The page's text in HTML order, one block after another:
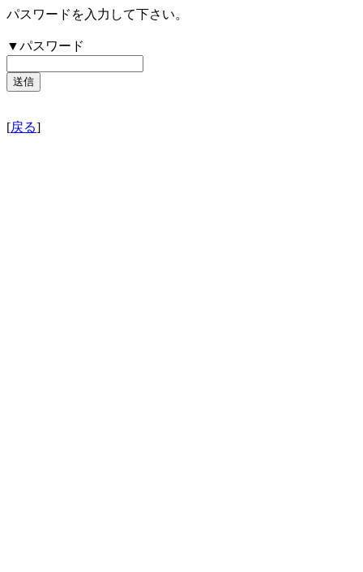
パスワードを入力して下さい。
▼パスワード
[戻る]